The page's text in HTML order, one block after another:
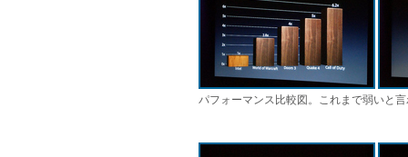
パフォーマンス比較図。これまで弱いと